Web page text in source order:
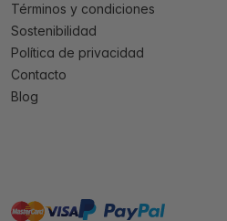
Términos y condiciones
Sostenibilidad
Política de privacidad
Contacto
Blog
mastervisa paypal